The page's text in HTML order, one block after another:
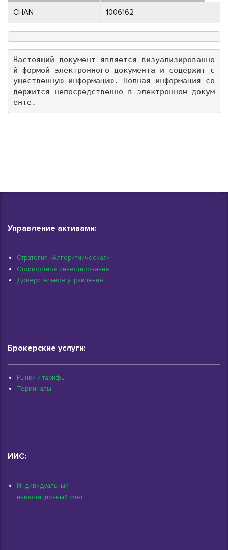
CHAN 1006162
Настоящий документ является визуализированно
й формой электронного документа и содержит с
ущественную информацию. Полная информация со
держится непосредственно в электронном докум
енте.
Управление активами:
Стратегия «Алгоритмическая»
Стоимостное инвестирование
Доверительное управление
Брокерские услуги:
Рынки и тарифы
Терминалы
ИИС:
Индивидуальный
инвестиционный счет